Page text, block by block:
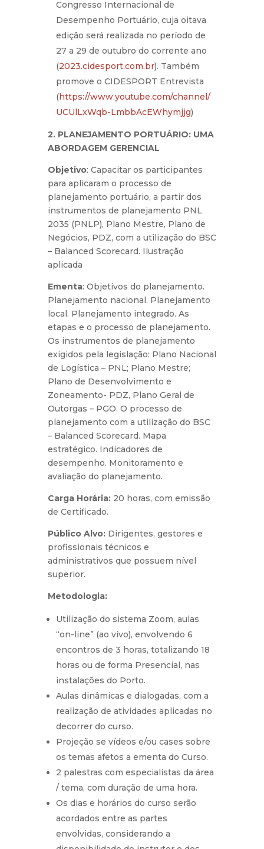
Congresso Internacional de
Desempenho Portuário, cuja oitava
edição será realizada no período de
27 a 29 de outubro do corrente ano
(2023.cidesport.com.br). Também
promove o CIDESPORT Entrevista
(https://www.youtube.com/channel/
UCUlLxWqb-LmbbAcEWhymjjg)
2. PLANEJAMENTO PORTUÁRIO: UMA
ABORDAGEM GERENCIAL
Objetivo: Capacitar os participantes
para aplicaram o processo de
planejamento portuário, a partir dos
instrumentos de planejamento PNL
2035 (PNLP), Plano Mestre, Plano de
Negócios, PDZ, com a utilização do BSC
– Balanced Scorecard. Ilustração
aplicada
Ementa: Objetivos do planejamento.
Planejamento nacional. Planejamento
local. Planejamento integrado. As
etapas e o processo de planejamento.
Os instrumentos de planejamento
exigidos pela legislação: Plano Nacional
de Logística – PNL; Plano Mestre;
Plano de Desenvolvimento e
Zoneamento- PDZ, Plano Geral de
Outorgas – PGO. O processo de
planejamento com a utilização do BSC
– Balanced Scorecard. Mapa
estratégico. Indicadores de
desempenho. Monitoramento e
avaliação do planejamento.
Carga Horária:20 horas, com emissão
de Certificado.
Público Alvo:Dirigentes, gestores e
profissionais técnicos e
administrativos que possuem nível
superior.
Metodologia:
Utilização do sistema Zoom, aulas
“on-line” (ao vivo), envolvendo 6
encontros de 3 horas, totalizando 18
horas ou de forma Presencial, nas
instalações do Porto.
Aulas dinâmicas e dialogadas, com a
realização de atividades aplicadas no
decorrer do curso.
Projeção se vídeos e/ou cases sobre
os temas afetos a ementa do Curso.
2 palestras com especialistas da área
/ tema, com duração de uma hora.
Os dias e horários do curso serão
acordados entre as partes
envolvidas, considerando a